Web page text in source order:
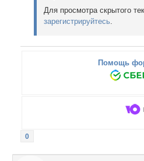
Для просмотра скрытого
зарегистрируйтесь
Помощь
0